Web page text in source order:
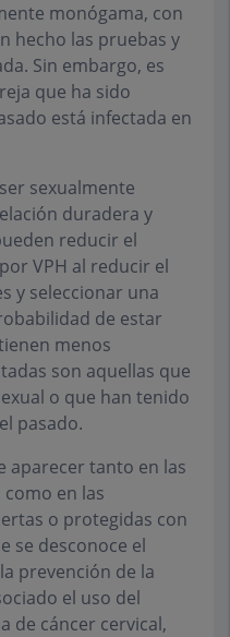
monógama, con
hecho las pruebas y
Sin embargo, es
que ha sido
está infectada en
sexualmente
duradera y
reducir el
VPH al reducir el
y seleccionar una
de estar
menos
son aquellas que
o que han tenido
pasado.
aparecer tanto en las
en las
o protegidas con
se desconoce el
prevención de la
el uso del
de cáncer cervical,